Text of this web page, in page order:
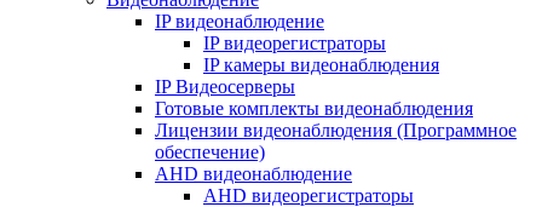
IP видеонаблюдение
IP видеорегистраторы
IP камеры видеонаблюдения
IP Видеосерверы
Готовые комплекты видеонаблюдения
Лицензии видеонаблюдения (Программное
обеспечение)
AHD видеонаблюдение
AHD видеорегистраторы